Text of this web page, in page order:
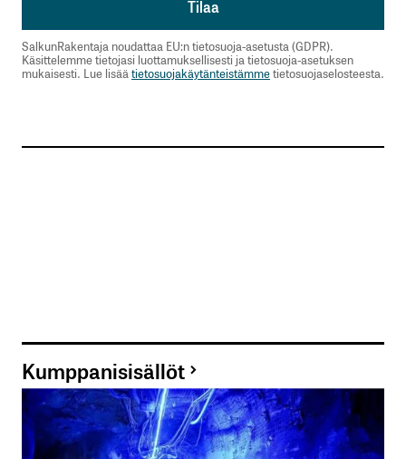
SalkunRakentaja noudattaa EU:n tietosuoja-asetusta (GDPR).
Käsittelemme tietojasi luottamuksellisesti ja tietosuoja-asetuksen
mukaisesti. Lue lisää tietosuojakäytänteistämmetietosuojaselosteesta.
Kumppanisisällöt